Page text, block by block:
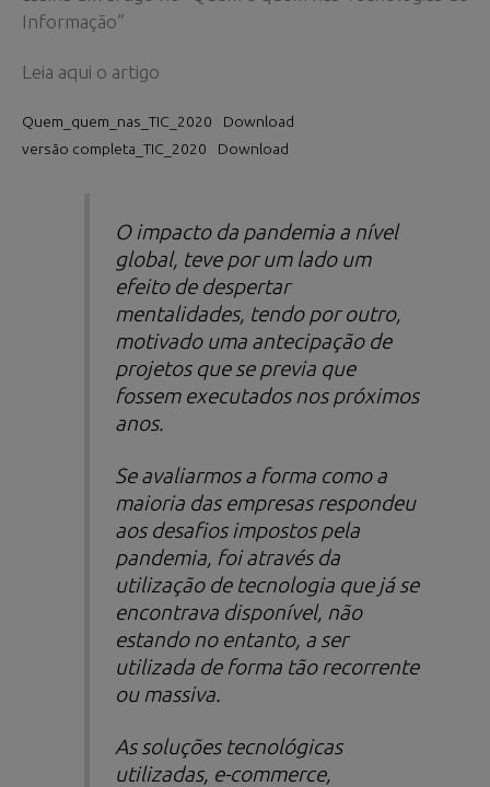
Informação”
Leia aqui o artigo
Quem_quem_nas_TIC_2020
Download
versão completa_TIC_2020
Download
O impacto da pandemia a nível
global, teve por um lado um
efeito de despertar
mentalidades, tendo por outro,
motivado uma antecipação de
projetos que se previa que
fossem executados nos próximos
anos.
Se avaliarmos a forma como a
maioria das empresas respondeu
aos desafios impostos pela
pandemia, foi através da
utilização de tecnologia que já se
encontrava disponível, não
estando no entanto, a ser
utilizada de forma tão recorrente
ou massiva.
As soluções tecnológicas
utilizadas, e-commerce,